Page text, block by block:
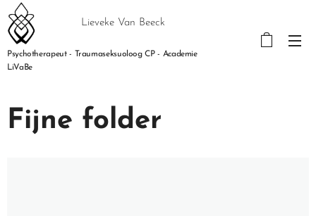
Lieveke Van Beeck
Psychotherapeut - Traumaseksuoloog CP - Academie
LiVaBe
Fijne folder